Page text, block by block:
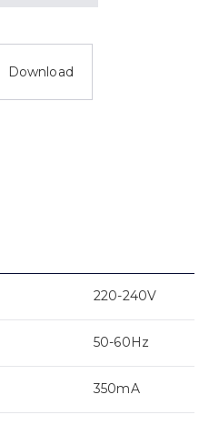
Download
220-240V
50-60Hz
350mA